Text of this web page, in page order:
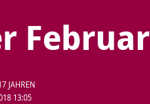
Februar
13:05
JAHREN